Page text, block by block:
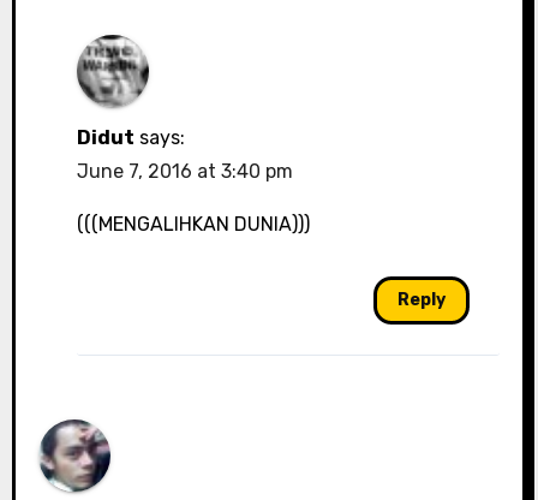
Didut says:
June 7, 2016 at 3:40 pm
(((MENGALIHKAN DUNIA)))
Reply